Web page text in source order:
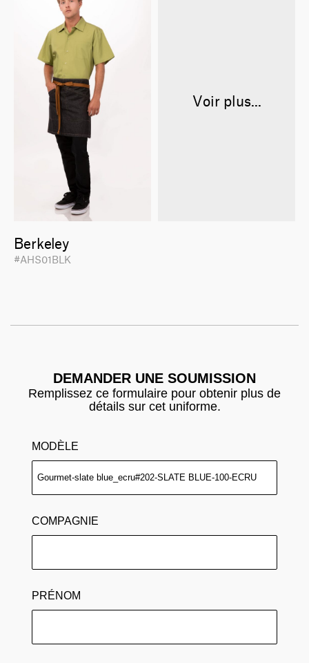
Berkeley
#AHS01BLK
Voir plus...
DEMANDER UNE SOUMISSION
Remplissez ce formulaire pour obtenir plus de
détails sur cet uniforme.
MODÈLE
COMPAGNIE
PRÉNOM